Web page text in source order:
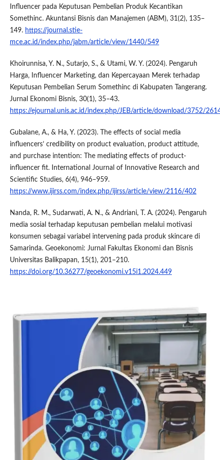
Influencer pada Keputusan Pembelian Produk Kecantikan
Somethinc. Akuntansi Bisnis dan Manajemen (ABM), 31(2), 135–
149. https://journal.stie-
mce.ac.id/index.php/jabm/article/view/1440/549
Khoirunnisa, Y. N., Sutarjo, S., & Utami, W. Y. (2024). Pengaruh
Harga, Influencer Marketing, dan Kepercayaan Merek terhadap
Keputusan Pembelian Serum Somethinc di Kabupaten Tangerang.
Jurnal Ekonomi Bisnis, 30(1), 35–43.
https://ejournal.unis.ac.id/index.php/JEB/article/download/3752/
Gubalane, A., & Ha, Y. (2023). The effects of social media
influencers’ credibility on product evaluation, product attitude,
and purchase intention: The mediating effects of product-
influencer fit. International Journal of Innovative Research and
Scientific Studies, 6(4), 946–959.
https://www.ijirss.com/index.php/ijirss/article/view/2116/402
Nanda, R. M., Sudarwati, A. N., & Andriani, T. A. (2024). Pengaruh
media sosial terhadap keputusan pembelian melalui motivasi
konsumen sebagai variabel intervening pada produk skincare di
Samarinda. Geoekonomi: Jurnal Fakultas Ekonomi dan Bisnis
Universitas Balikpapan, 15(1), 201–210.
https://doi.org/10.36277/geoekonomi.v15i1.2024.449